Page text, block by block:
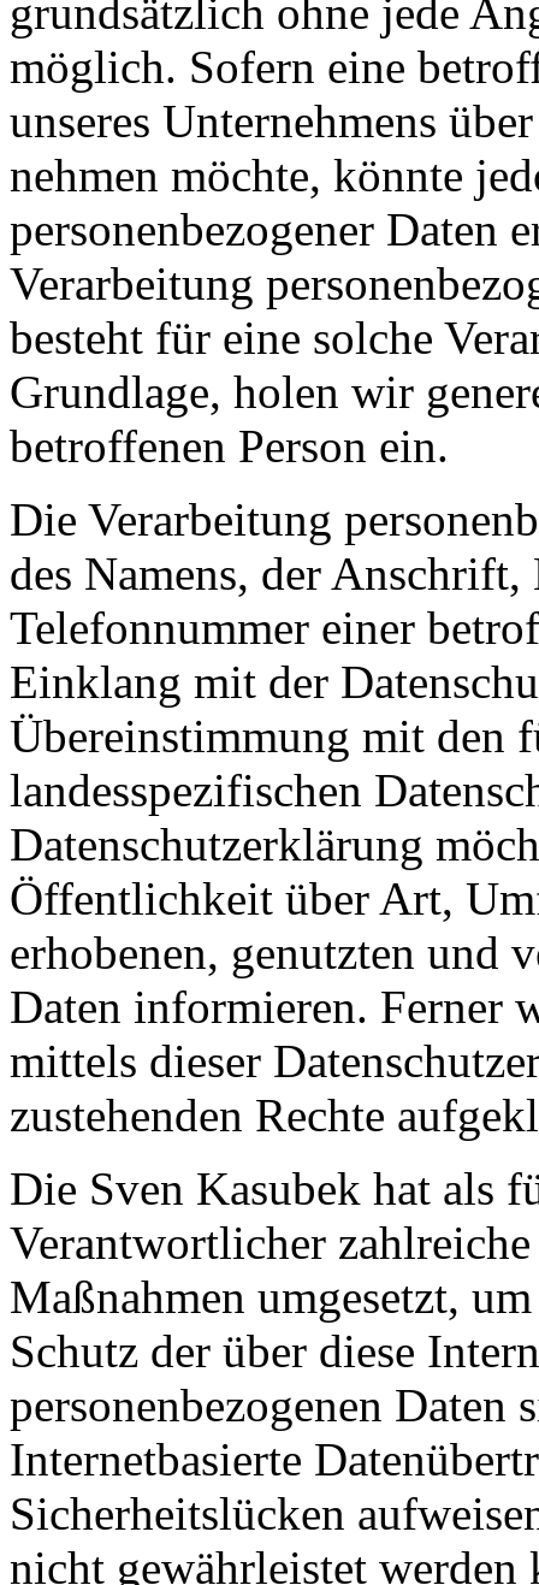
grundsätzlich ohne jede
möglich. Sofern eine
unseres Unternehmens
nehmen möchte, könnte
personenbezogener Daten
Verarbeitung
besteht für eine solche
Grundlage, holen wir
betroffenen Person ein.
Die Verarbeitung
des Namens, der
Telefonnummer einer
Einklang mit der
Übereinstimmung mit den
landesspezifischen
Datenschutzerklärung
Öffentlichkeit über Art,
erhobenen, genutzten und
Daten informieren. Ferner
mittels dieser
zustehenden Rechte
Die Sven Kasubek hat als
Verantwortlicher
Maßnahmen umgesetzt,
Schutz der über diese
personenbezogenen Daten
Internetbasierte
Sicherheitslücken
nicht gewährleistet werden